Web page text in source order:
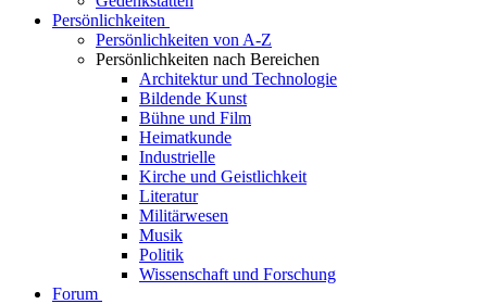
Persönlichkeiten
Persönlichkeiten von A-Z
Persönlichkeiten nach Bereichen
Architektur und Technologie
Bildende Kunst
Bühne und Film
Heimatkunde
Industrielle
Kirche und Geistlichkeit
Literatur
Militärwesen
Musik
Politik
Wissenschaft und Forschung
Forum